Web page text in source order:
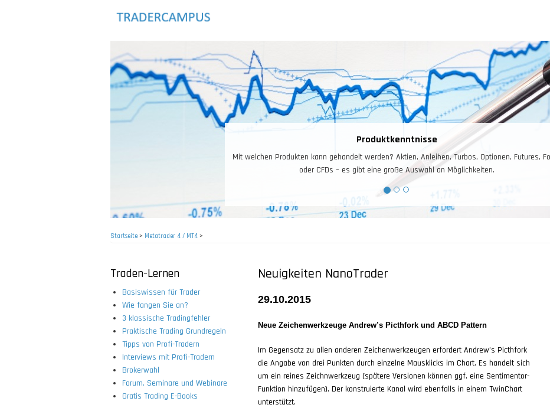
Risiko – und Moneymanagement
Das Risiko- und Moneymanagement ist für das Trading entscheidend. Ihr Kontostand ist Ihr
Arbeitskapital, dieses gilt es zuerst zu schützen, und dann zu vermehren.
Startseite> Metatrader 4 / MT4 >
Traden-Lernen
Basiswissen für Trader
Wie fangen Sie an?
3 klassische Tradingfehler
Praktische Trading Grundregeln
Tipps von Profi-Tradern
Interviews mit Profi-Tradern
Brokerwahl
Forum, Seminare und Webinare
Gratis Trading E-Books
Neuigkeiten NanoTrader
29.10.2015
Neue Zeichenwerkzeuge Andrew’s Picthfork und ABCD Pattern
Im Gegensatz zu allen anderen Zeichenwerkzeugen erfordert Andrew’s Picthfork
die Angabe von drei Punkten durch einzelne Mausklicks im Chart. Es handelt sich
um ein reines Zeichnwerkzeug (spätere Versionen können ggf. eine Sentimentor-
Funktion hinzufügen). Der konstruierte Kanal wird ebenfalls in einem TwinChart
unterstützt.